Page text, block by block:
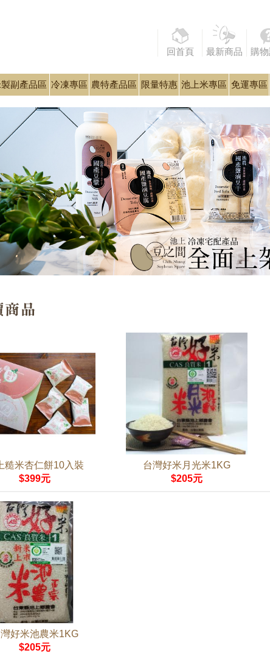
回首頁 最新商品 購
副產品區 冷凍專區 農特產品區 限量特惠 池上米專區 免運專區
糙米杏仁餅10入裝
$399元
台灣好米月光米1KG
$205元
好米池農米1KG
$205元